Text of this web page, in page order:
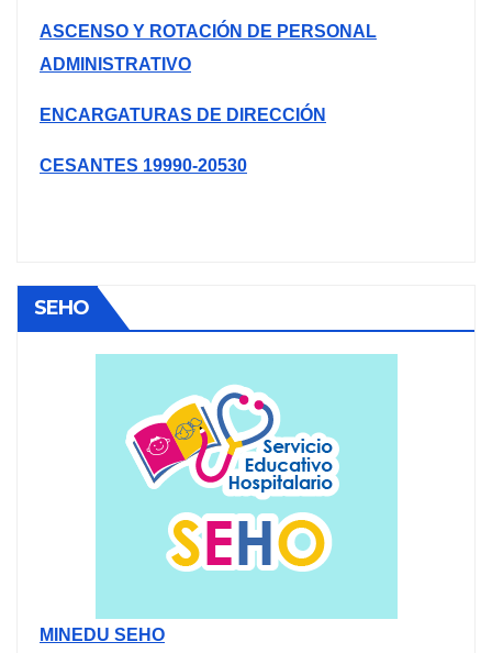
ASCENSO Y ROTACIÓN DE PERSONAL
ADMINISTRATIVO
ENCARGATURAS DE DIRECCIÓN
CESANTES 19990-20530
SEHO
MINEDU SEHO